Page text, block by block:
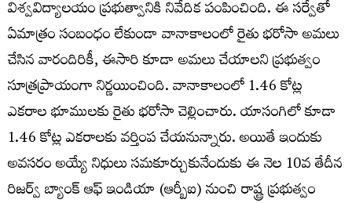
విశ్వవిద్యాలయం ప్రభుత్వానికి నివేదిక పంపించింది. ఈ సర్వేతో
ఏమాత్రం సంబంధం లేకుండా వానాకాలంలో రైతు భరోసా అమలు
చేసిన వారందిరికీ, ఈసారి కూడా అమలు చేయాలని ప్రభుత్వం
సూత్రప్రాయంగా నిర్ణయించింది. వానాకాలంలో 1.46 కోట్ల
ఎకరాల భూములకు రైతు భరోసా చెల్లించారు. యాసంగిలో కూడా
1.46 కోట్ల ఎకరాలకు వర్తింప చేయనున్నారు. అయితే ఇందుకు
అవసరం అయ్యే నిధులు సమకూర్చుకునేందుకు ఈ నెల 10వ తేదీన
రిజర్వ్ బ్యాంక్ ఆఫ్ ఇండియా (ఆర్బీఐ) నుంచి రాష్ట్ర ప్రభుత్వం